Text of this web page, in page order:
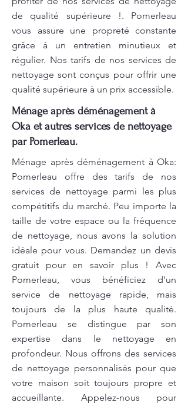
de qualité supérieure !. Pomerleau
vous assure une propreté constante
grâce à un entretien minutieux et
régulier. Nos tarifs de nos services de
nettoyage sont conçus pour offrir une
qualité supérieure à un prix accessible.
Ménage après déménagement à
Oka et autres services de nettoyage
par Pomerleau.
Ménage après déménagement à Oka:
Pomerleau offre des tarifs de nos
services de nettoyage parmi les plus
compétitifs du marché. Peu importe la
taille de votre espace ou la fréquence
de nettoyage, nous avons la solution
idéale pour vous. Demandez un devis
gratuit pour en savoir plus ! Avec
Pomerleau, vous bénéficiez d’un
service de nettoyage rapide, mais
toujours de la plus haute qualité.
Pomerleau se distingue par son
expertise dans le nettoyage en
profondeur. Nous offrons des services
de nettoyage personnalisés pour que
votre maison soit toujours propre et
accueillante. Appelez-nous pour